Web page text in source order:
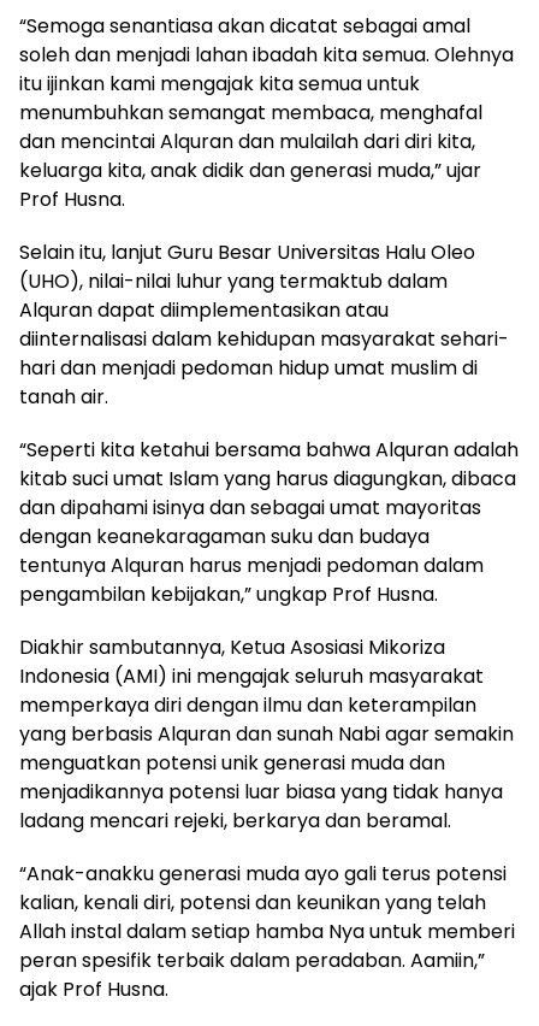
“Semoga senantiasa akan dicatat sebagai amal
soleh dan menjadi lahan ibadah kita semua. Olehnya
itu ijinkan kami mengajak kita semua untuk
menumbuhkan semangat membaca, menghafal
dan mencintai Alquran dan mulailah dari diri kita,
keluarga kita, anak didik dan generasi muda,” ujar
Prof Husna.
Selain itu, lanjut Guru Besar Universitas Halu Oleo
(UHO), nilai-nilai luhur yang termaktub dalam
Alquran dapat diimplementasikan atau
diinternalisasi dalam kehidupan masyarakat sehari-
hari dan menjadi pedoman hidup umat muslim di
tanah air.
“Seperti kita ketahui bersama bahwa Alquran adalah
kitab suci umat Islam yang harus diagungkan, dibaca
dan dipahami isinya dan sebagai umat mayoritas
dengan keanekaragaman suku dan budaya
tentunya Alquran harus menjadi pedoman dalam
pengambilan kebijakan,” ungkap Prof Husna.
Diakhir sambutannya, Ketua Asosiasi Mikoriza
Indonesia (AMI) ini mengajak seluruh masyarakat
memperkaya diri dengan ilmu dan keterampilan
yang berbasis Alquran dan sunah Nabi agar semakin
menguatkan potensi unik generasi muda dan
menjadikannya potensi luar biasa yang tidak hanya
ladang mencari rejeki, berkarya dan beramal.
“Anak-anakku generasi muda ayo gali terus potensi
kalian, kenali diri, potensi dan keunikan yang telah
Allah instal dalam setiap hamba Nya untuk memberi
peran spesifik terbaik dalam peradaban. Aamiin,”
ajak Prof Husna.